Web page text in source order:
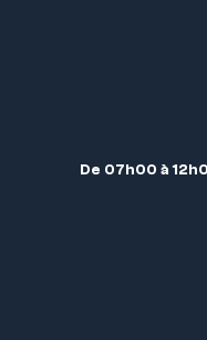
De 07h00 à